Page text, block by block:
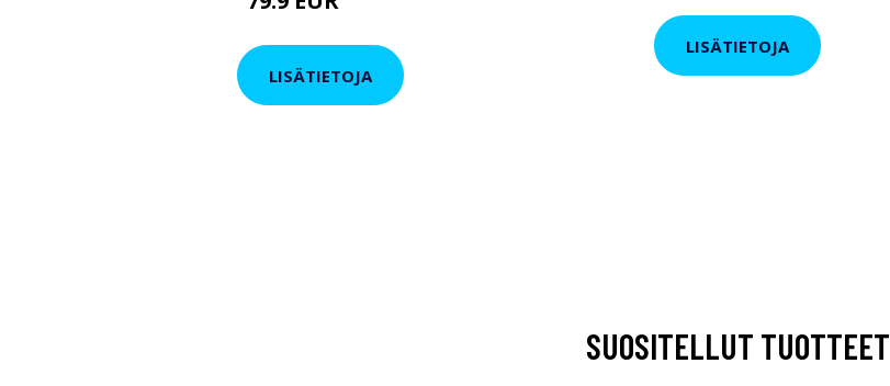
LISÄTIETOJA
LISÄTIETOJA
SUOSITELLUT TUOTTEET